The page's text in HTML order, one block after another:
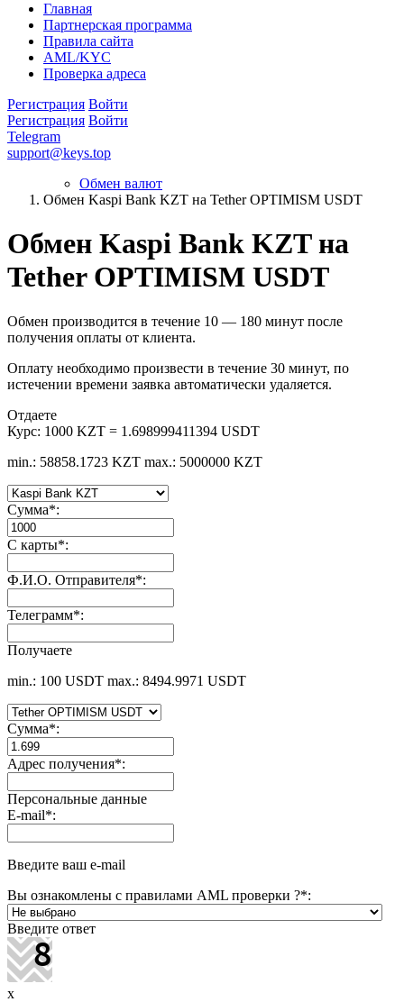
Главная
Партнерская программа
Правила сайта
AML/KYC
Проверка адреса
Регистрация Войти
Регистрация Войти
Telegram
support@keys.top
Обмен валют
Обмен Kaspi Bank KZT на Tether OPTIMISM USDT
Обмен Kaspi Bank KZT на
Tether OPTIMISM USDT
Обмен производится в течение 10 — 180 минут после
получения оплаты от клиента.
Оплату необходимо произвести в течение 30 минут, по
истечении времени заявка автоматически удаляется.
Отдаете
Курс: 1000 KZT = 1.698999411394 USDT
min.: 58858.1723 KZT max.: 5000000 KZT
Сумма*:
С карты*:
Ф.И.О. Отправителя*:
Телеграмм*:
Получаете
min.: 100 USDT max.: 8494.9971 USDT
Сумма*:
Адрес получения*:
Персональные данные
E-mail*:
Введите ваш e-mail
Вы ознакомлены с правилами AML проверки ?*:
Введите ответ
x